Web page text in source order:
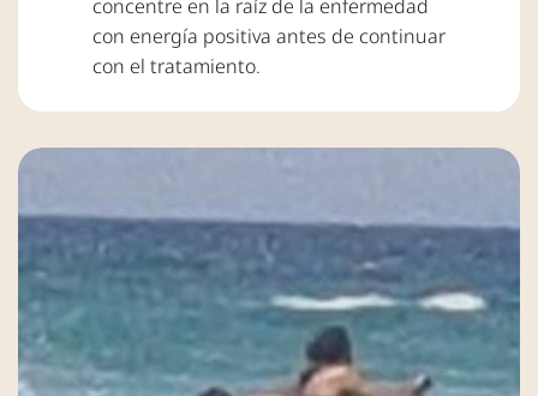
concentre en la raíz de la enfermedad
con energía positiva antes de continuar
con el tratamiento.